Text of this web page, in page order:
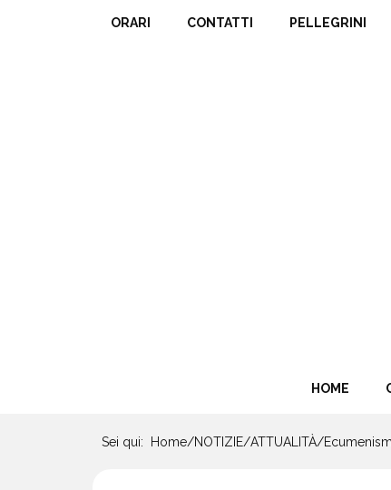
ORARI CONTATTI PELLEGRINI
HOME
Sei qui: Home/NOTIZIE/ATTUALITÀ/